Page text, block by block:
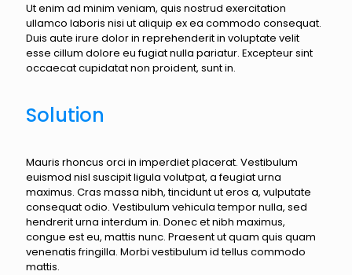
Ut enim ad minim veniam, quis nostrud exercitation
ullamco laboris nisi ut aliquip ex ea commodo consequat.
Duis aute irure dolor in reprehenderit in voluptate velit
esse cillum dolore eu fugiat nulla pariatur. Excepteur sint
occaecat cupidatat non proident, sunt in.
Solution
Mauris rhoncus orci in imperdiet placerat. Vestibulum
euismod nisl suscipit ligula volutpat, a feugiat urna
maximus. Cras massa nibh, tincidunt ut eros a, vulputate
consequat odio. Vestibulum vehicula tempor nulla, sed
hendrerit urna interdum in. Donec et nibh maximus,
congue est eu, mattis nunc. Praesent ut quam quis quam
venenatis fringilla. Morbi vestibulum id tellus commodo
mattis.